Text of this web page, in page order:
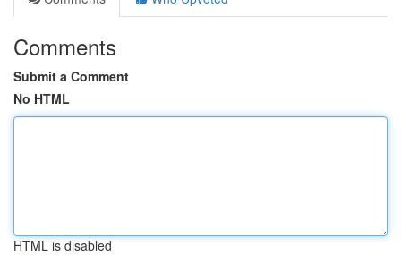
Comments
Submit a Comment
No HTML
HTML is disabled